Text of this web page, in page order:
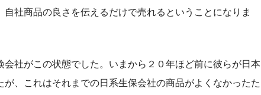
社商品の良さを伝えるだけで売れるということになりま
会社がこの状態でした。いまから２０年ほど前に彼らが日本
が、これはそれまでの日系生保会社の商品がよくなかったた